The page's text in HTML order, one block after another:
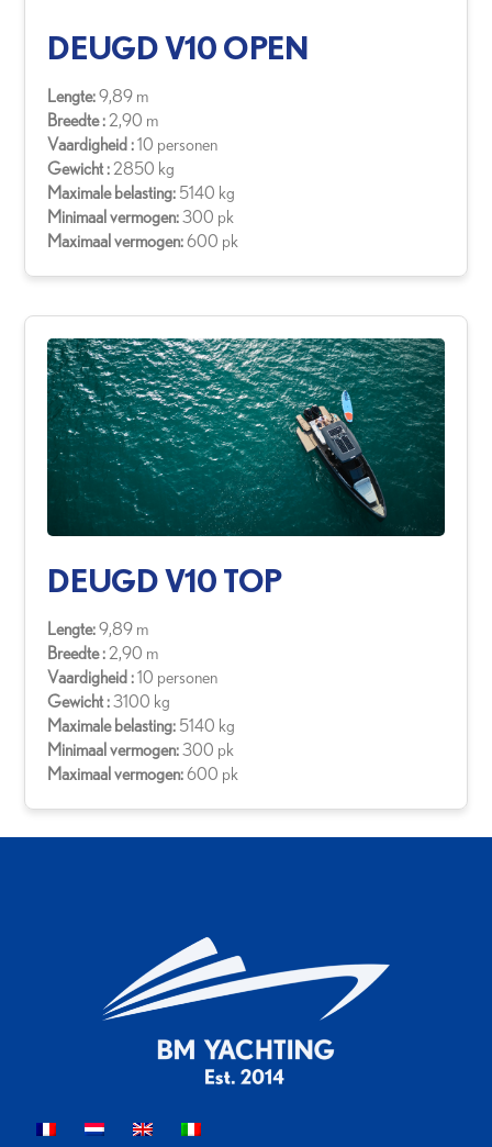
DEUGD V10 OPEN
Lengte:9,89 m
Breedte : 2,90 m
Vaardigheid :10 personen
Gewicht : 2850 kg
Maximale belasting: 5140 kg
Minimaal vermogen:300 pk
Maximaal vermogen:600 pk
DEUGD V10 TOP
Lengte:9,89 m
Breedte : 2,90 m
Vaardigheid :10 personen
Gewicht :3100 kg
Maximale belasting: 5140 kg
Minimaal vermogen:300 pk
Maximaal vermogen:600 pk